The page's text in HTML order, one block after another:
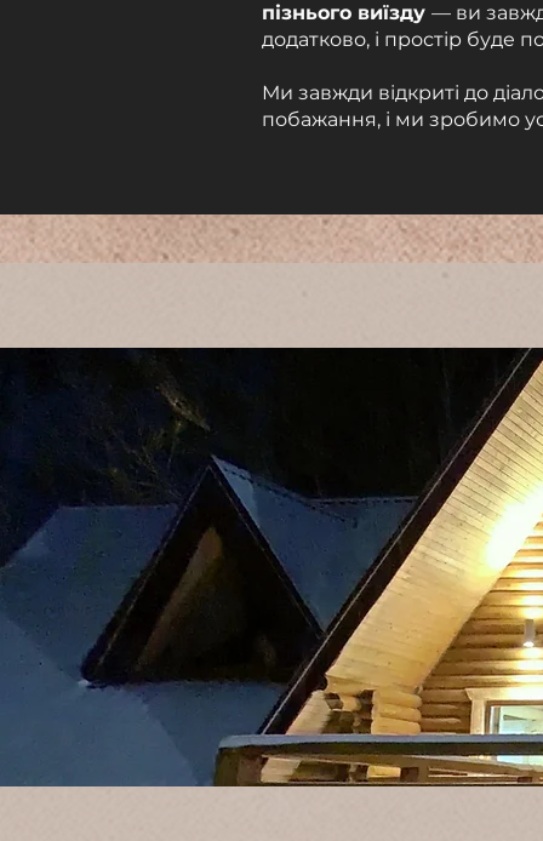
пізнього виїзду — ви
додатково, і простір буде
Ми завжди відкриті до
побажання, і ми зробимо